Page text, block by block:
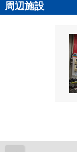
周辺施設